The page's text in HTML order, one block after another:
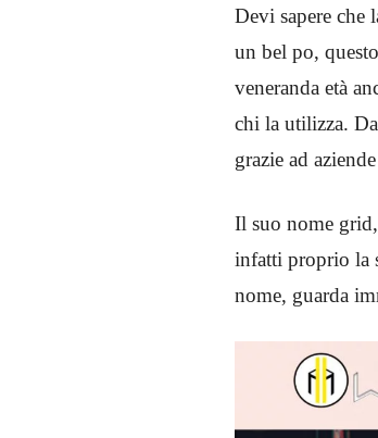
Devi sapere che
un bel po,
veneranda età
chi la utilizza.
grazie ad
Il suo nome
infatti proprio la
nome, guarda